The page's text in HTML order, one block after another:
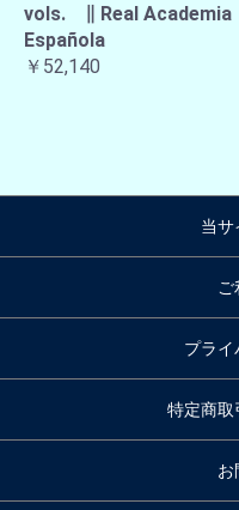
vols. ∥ Real Academia
Española
￥52,140
当サ
ご
プライ
特定商取
お